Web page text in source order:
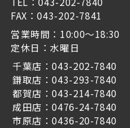
FAX：043-202-7841
営業時間：10:00～18:30
定休日：水曜日
千葉店：043-202-7840
鎌取店：043-293-7840
都賀店：043-214-7840
成田店：0476-24-7840
市原店：0436-20-7840